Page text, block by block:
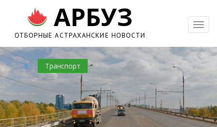
АРБУЗ
ОТБОРНЫЕ АСТРАХАНСКИЕ НОВОСТИ
0 Транспорт